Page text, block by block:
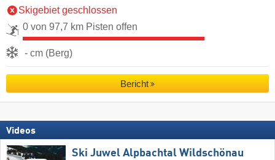
Skigebiet geschlossen
0 von 97,7 km Pisten offen
- cm (Berg)
Bericht
Videos
Ski Juwel Alpbachtal Wildschönau